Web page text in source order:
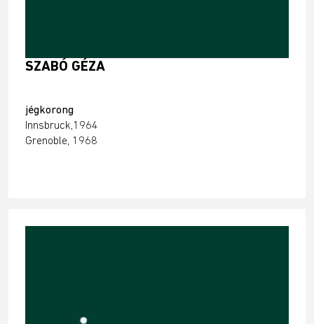
SZABÓ GÉZA
jégkorong
Innsbruck,1964
Grenoble, 1968